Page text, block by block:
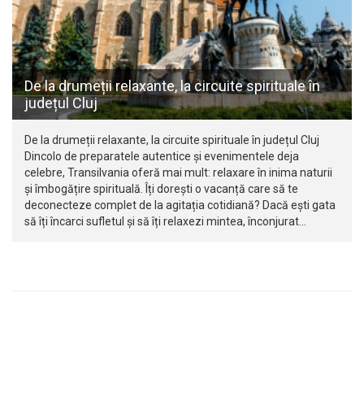
De la drumeții relaxante, la circuite spirituale în
județul Cluj
De la drumeții relaxante, la circuite spirituale în județul Cluj
Dincolo de preparatele autentice și evenimentele deja
celebre, Transilvania oferă mai mult: relaxare în inima naturii
și îmbogățire spirituală. Îți dorești o vacanță care să te
deconecteze complet de la agitația cotidiană? Dacă ești gata
să îți încarci sufletul și să îți relaxezi mintea, înconjurat…